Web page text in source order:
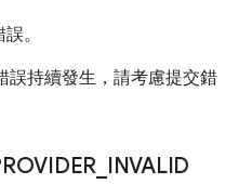
。
誤持續發生，請考慮提交錯
INVALID